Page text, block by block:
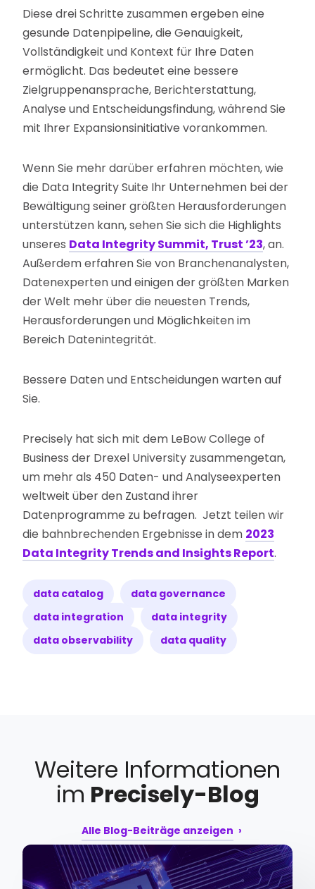
Diese drei Schritte zusammen ergeben eine
gesunde Datenpipeline, die Genauigkeit,
Vollständigkeit und Kontext für Ihre Daten
ermöglicht. Das bedeutet eine bessere
Zielgruppenansprache, Berichterstattung,
Analyse und Entscheidungsfindung, während Sie
mit Ihrer Expansionsinitiative vorankommen.
Wenn Sie mehr darüber erfahren möchten, wie
die Data Integrity Suite Ihr Unternehmen bei der
Bewältigung seiner größten Herausforderungen
unterstützen kann, sehen Sie sich die Highlights
unseres Data Integrity Summit, Trust ’23, an.
Außerdem erfahren Sie von Branchenanalysten,
Datenexperten und einigen der größten Marken
der Welt mehr über die neuesten Trends,
Herausforderungen und Möglichkeiten im
Bereich Datenintegrität.
Bessere Daten und Entscheidungen warten auf
Sie.
Precisely hat sich mit dem LeBow College of
Business der Drexel University zusammengetan,
um mehr als 450 Daten- und Analyseexperten
weltweit über den Zustand ihrer
Datenprogramme zu befragen. Jetzt teilen wir
die bahnbrechenden Ergebnisse in dem 2023
Data Integrity Trends and Insights Report.
data catalog
data governance
data integration
data integrity
data observability
data quality
Weitere Informationen
im Precisely-Blog
Alle Blog-Beiträge anzeigen